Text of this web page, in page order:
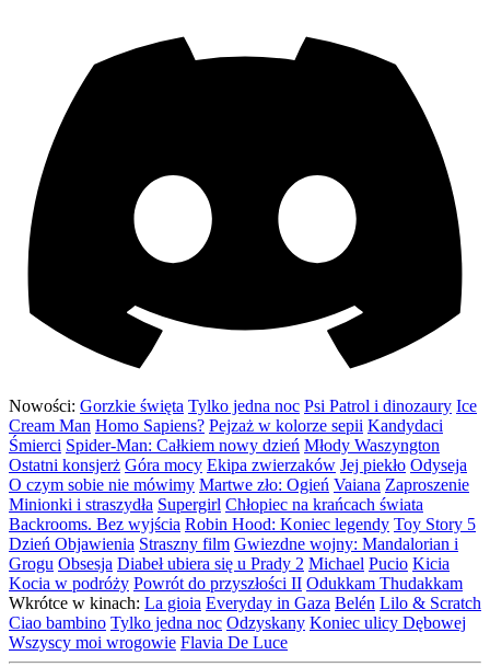
Nowości: Gorzkie święta Tylko jedna noc Psi Patrol i dinozaury Ice
Cream Man Homo Sapiens? Pejzaż w kolorze sepii Kandydaci
Śmierci Spider-Man: Całkiem nowy dzień Młody Waszyngton
Ostatni konsjerż Góra mocy Ekipa zwierzaków Jej piekło Odyseja
O czym sobie nie mówimy Martwe zło: Ogień Vaiana Zaproszenie
Minionki i straszydła Supergirl Chłopiec na krańcach świata
Backrooms. Bez wyjścia Robin Hood: Koniec legendy Toy Story 5
Dzień Objawienia Straszny film Gwiezdne wojny: Mandalorian i
Grogu Obsesja Diabeł ubiera się u Prady 2 Michael Pucio Kicia
Kocia w podróży Powrót do przyszłości II Odukkam Thudakkam
Wkrótce w kinach: La gioia Everyday in Gaza Belén Lilo & Scratch
Ciao bambino Tylko jedna noc Odzyskany Koniec ulicy Dębowej
Wszyscy moi wrogowie Flavia De Luce